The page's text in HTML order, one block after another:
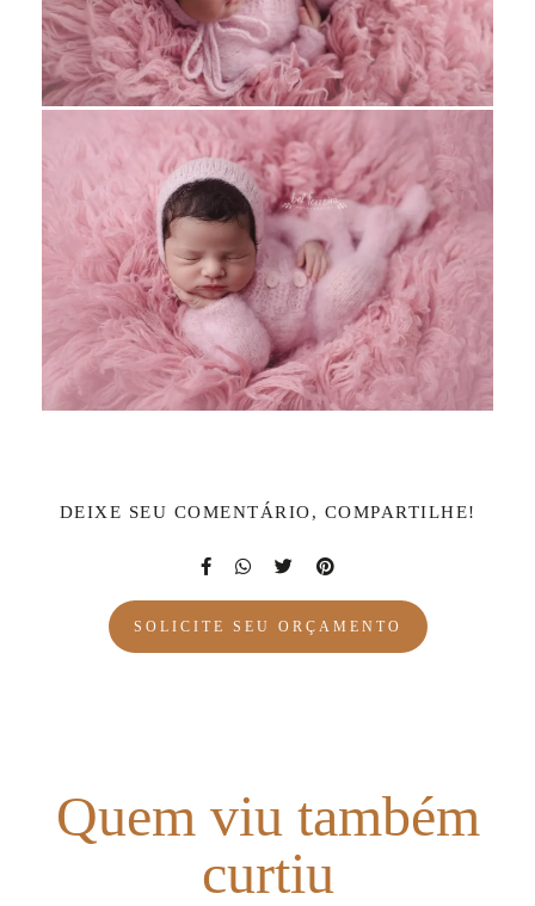
DEIXE SEU COMENTÁRIO, COMPARTILHE!
SOLICITE SEU ORÇAMENTO
Quem viu também
curtiu